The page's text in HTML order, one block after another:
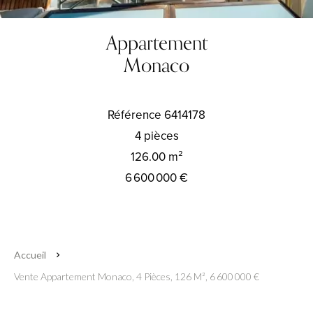
Appartement
Monaco
Référence 6414178
4 pièces
126.00m²
6 600 000 €
Accueil
Vente Appartement Monaco, 4 Pièces, 126 M², 6 600 000 €